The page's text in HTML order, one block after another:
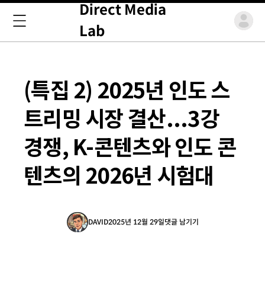
Direct Media
Lab
(특집 2) 2025년 인도 스
트리밍 시장 결산...3강
경쟁, K-콘텐츠와 인도 콘
텐츠의 2026년 시험대
DAVID2025년 12월 29일댓글 남기기